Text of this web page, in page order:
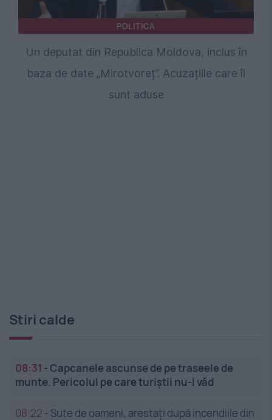
POLITICA
Un deputat din Republica Moldova, inclus în
baza de date „Mirotvoreț”. Acuzațiile care îi
sunt aduse
Stiri calde
08:31 -Capcanele ascunse de pe traseele de
munte. Pericolul pe care turiștii nu-l văd
08:22 - Sute de oameni, arestați după incendiile din